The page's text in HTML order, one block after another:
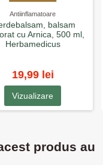
Antiinflamatoare
balsam
cu Arnica, 500 ml,
Herbamedicus
19,99 lei
Vizualizare
produs au